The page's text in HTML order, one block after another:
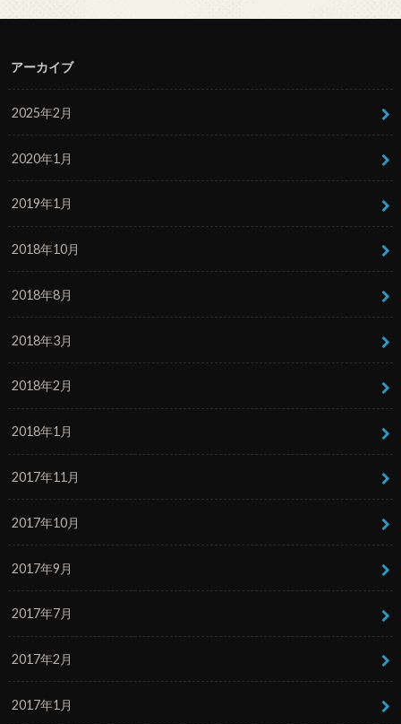
アーカイブ
2025年2月
2020年1月
2019年1月
2018年10月
2018年8月
2018年3月
2018年2月
2018年1月
2017年11月
2017年10月
2017年9月
2017年7月
2017年2月
2017年1月